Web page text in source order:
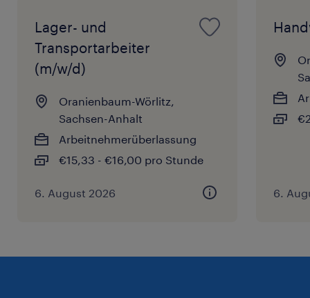
Lager- und
Transportarbeiter
(m/w/d)
Oranienbaum-Wörlitz,
Sachsen-Anhalt
Arbeitnehmerüberlassung
€15,33 - €16,00 pro Stunde
6. August 2026 6.